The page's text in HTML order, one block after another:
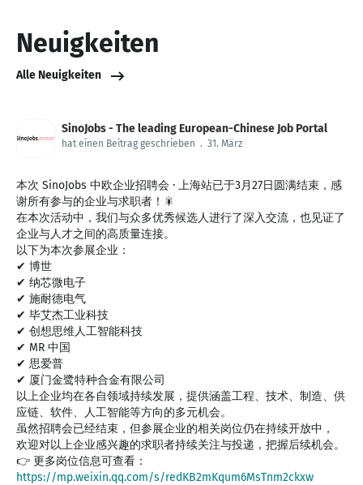
Neuigkeiten
Alle Neuigkeiten
SinoJobs - The leading European-Chinese Job Portal
hat einen Beitrag geschrieben . 31. März
本次 SinoJobs 中欧企业招聘会 · 上海站已于3月27日圆满结束，感
谢所有参与的企业与求职者！🎇
在本次活动中，我们与众多优秀候选人进行了深入交流，也见证了
企业与人才之间的高质量连接。
以下为本次参展企业：
✔ 博世
✔ 纳芯微电子
✔ 施耐德电气
✔ 毕艾杰工业科技
✔ 创想思维人工智能科技
✔ MR 中国
✔ 思爱普
✔ 厦门金鹭特种合金有限公司
以上企业均在各自领域持续发展，提供涵盖工程、技术、制造、供
应链、软件、人工智能等方向的多元机会。
虽然招聘会已经结束，但参展企业的相关岗位仍在持续开放中，
欢迎对以上企业感兴趣的求职者持续关注与投递，把握后续机会。
👉 更多岗位信息可查看：
https://mp.weixin.qq.com/s/redKB2mKqum6MsTnm2ckxw